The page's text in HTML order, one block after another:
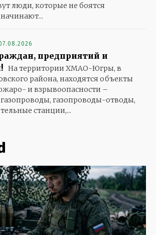
люди, которые не боятся
предприятий и
На территории ХМАО-Югры, в
района, находятся объекты
и взрывоопасности –
газопроводы-отводы,
станции,...